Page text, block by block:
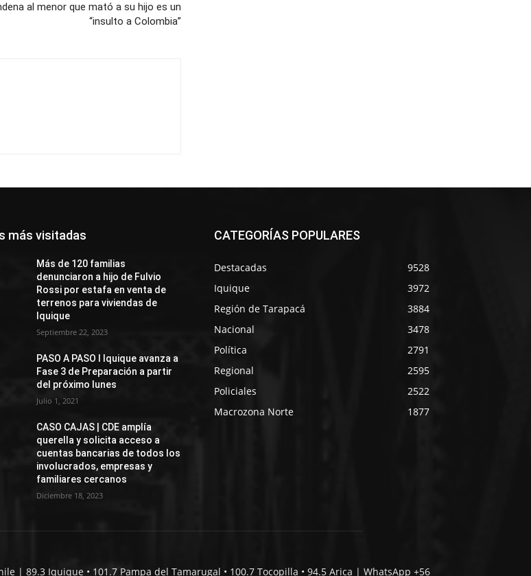
al menor que mató a su hijo es un
“insulto a Colombia”
más visitadas
Más de 120 familias
denunciaron a hijo de Fulvio
Rossi por estafa en venta de
terrenos para viviendas de
Iquique
Septiembre 22, 2023
PASO A PASO I Iquique avanza a
Fase 3 de Preparación a partir
del próximo lunes
Julio 1, 2021
CASO CAJAS | CDE amplía
querella y solicita acceso a
cuentas bancarias de todos los
involucrados, empresas y
familiares cercanos
Diciembre 18, 2023
CATEGORÍAS POPULARES
Destacadas
9528
Iquique
3972
Región de Tarapacá
3884
Nacional
3478
Política
2791
Regional
2595
Policiales
2522
Macrozona Norte
1877
| 89.3 Iquique • 101.7 Pampa del Tamarugal • 100.7 Tocopilla • 94.5 Arica | WhatsApp +56